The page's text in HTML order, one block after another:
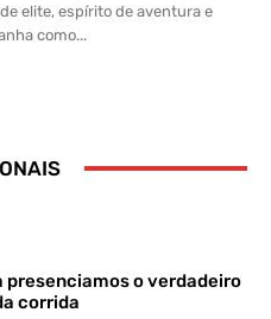
elite, espírito de aventura e
como...
presenciamos o verdadeiro
corrida